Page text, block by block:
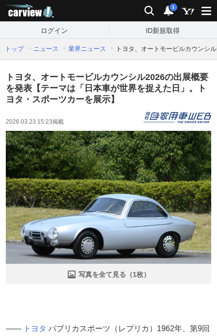
検索 通知
i
ログイン ID新規取得
トップ ニュース 業界ニュース トヨタ、オートモービルカウンシ
トヨタ、オートモービルカウンシル2026の出展概要
を発表【テーマは「日本車が世界を捉えた日」。ト
ヨタ・スポーツカーを展示】
2026.03.23 15:23掲載
写真を全て見る（1枚）
―― トヨタ パブリカスポーツ（レプリカ）1962年、第9回